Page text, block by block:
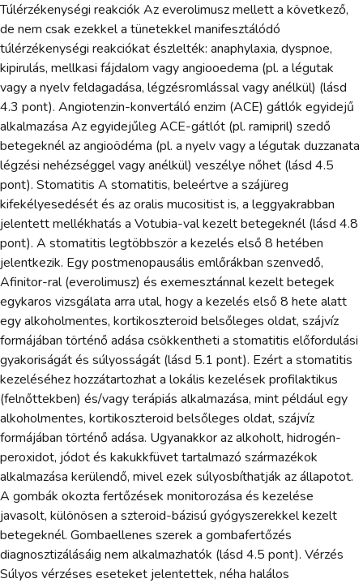
Túlérzékenységi reakciók Az everolimusz mellett a következő,
de nem csak ezekkel a tünetekkel manifesztálódó
túlérzékenységi reakciókat észlelték: anaphylaxia, dyspnoe,
kipirulás, mellkasi fájdalom vagy angiooedema (pl. a légutak
vagy a nyelv feldagadása, légzésromlással vagy anélkül) (lásd
4.3 pont). Angiotenzin-konvertáló enzim (ACE) gátlók egyidejű
alkalmazása Az egyidejűleg ACE-gátlót (pl. ramipril) szedő
betegeknél az angioödéma (pl. a nyelv vagy a légutak duzzanata
légzési nehézséggel vagy anélkül) veszélye nőhet (lásd 4.5
pont). Stomatitis A stomatitis, beleértve a szájüreg
kifekélyesedését és az oralis mucositist is, a leggyakrabban
jelentett mellékhatás a Votubia-val kezelt betegeknél (lásd 4.8
pont). A stomatitis legtöbbször a kezelés első 8 hetében
jelentkezik. Egy postmenopausális emlőrákban szenvedő,
Afinitor-ral (everolimusz) és exemesztánnal kezelt betegek
egykaros vizsgálata arra utal, hogy a kezelés első 8 hete alatt
egy alkoholmentes, kortikoszteroid belsőleges oldat, szájvíz
formájában történő adása csökkentheti a stomatitis előfordulási
gyakoriságát és súlyosságát (lásd 5.1 pont). Ezért a stomatitis
kezeléséhez hozzátartozhat a lokális kezelések profilaktikus
(felnőttekben) és/vagy terápiás alkalmazása, mint például egy
alkoholmentes, kortikoszteroid belsőleges oldat, szájvíz
formájában történő adása. Ugyanakkor az alkoholt, hidrogén-
peroxidot, jódot és kakukkfüvet tartalmazó származékok
alkalmazása kerülendő, mivel ezek súlyosbíthatják az állapotot.
A gombák okozta fertőzések monitorozása és kezelése
javasolt, különösen a szteroid-bázisú gyógyszerekkel kezelt
betegeknél. Gombaellenes szerek a gombafertőzés
diagnosztizálásáig nem alkalmazhatók (lásd 4.5 pont). Vérzés
Súlyos vérzéses eseteket jelentettek, néha halálos